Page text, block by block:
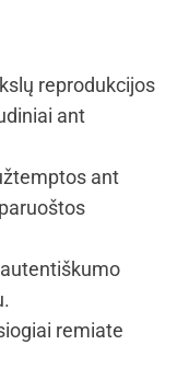
reprodukcijos
ant
ant
remiate